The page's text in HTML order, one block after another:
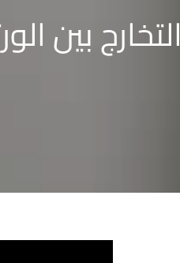
التخارج بين